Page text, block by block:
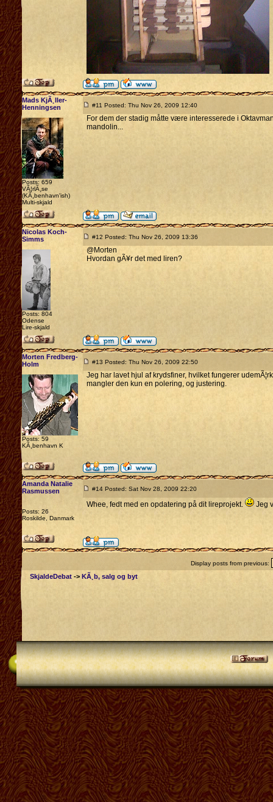
Mads KjÃ¸ller-
Henningsen
Posts: 659
VÃ¦rlÃ¸se
(KÃ¸benhavn'ish)
Multi-skjald
#11 Posted: Thu Nov 26, 2009 12:40
For dem der stadig måtte være interesserede i
mandolin...
Nicolas Koch-
Simms
Posts: 804
Odense
Lire-skjald
#12 Posted: Thu Nov 26, 2009 13:36
@Morten
Hvordan gÃ¥r det med liren?
Morten Fredberg-
Holm
Posts: 59
KÃ¸benhavn K
#13 Posted: Thu Nov 26, 2009 22:50
Jeg har lavet hjul af krydsfiner, hvilket fungerer
mangler den kun en polering, og justering.
Amanda Natalie
Rasmussen
Posts: 26
Roskilde, Danmark
#14 Posted: Sat Nov 28, 2009 22:20
Whee, fedt med en opdatering på dit lireprojekt. Jeg
Display posts from previous:
SkjaldeDebat -> KÃ¸b, salg og byt